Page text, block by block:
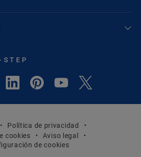
Política de privacidad
cookies
Aviso legal
de cookies